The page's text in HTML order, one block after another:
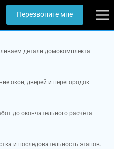
Перезвоните мне
детали домокомплекта.
окон, дверей и перегородок.
до окончательного расчёта.
и последовательность этапов.